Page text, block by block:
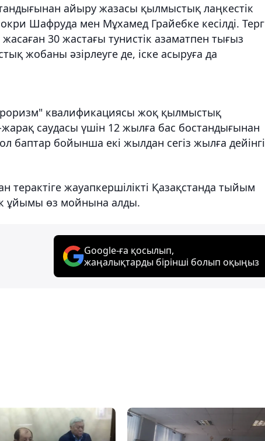
айыру жазасы қылмыстық лаңкестік
Шафруда мен Мұхамед Грайебке кесілді.
30 жастағы тунистік азаматпен тығыз
жобаны әзірлеуге де, іске асыруға да
квалификациясы жоқ қылмыстық
саудасы үшін 12 жылға бас бостандығынан
бойынша екі жылдан сегіз жылға дейінгі
жауапкершілікті Қазақстанда тыйым
ұйымы өз мойнына алды.
Google-ға қосылып,
жаңалықтарды бірінші болып оқыңыз